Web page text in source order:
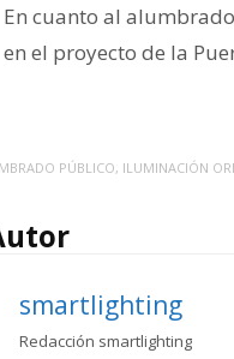
En cuanto al
en el proyecto de la
PÚBLICO, ILUMINACIÓN
smartlighting
Redacción smartlighting